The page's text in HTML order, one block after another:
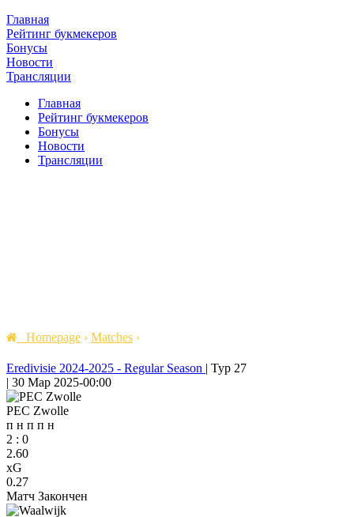
Главная
Рейтинг букмекеров
Бонусы
Новости
Трансляции
Главная
Рейтинг букмекеров
Бонусы
Новости
Трансляции
Homepage › Matches ›
Eredivisie 2024-2025 - Regular Season | Тур 27
| 30 Мар 2025-00:00
PEC Zwolle
п н п п н
2 : 0
2.60
xG
0.27
Матч Закончен